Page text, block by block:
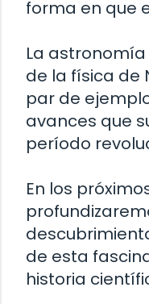
forma en que
La
de la física de
par de
avances que
período
En los
de esta
historia